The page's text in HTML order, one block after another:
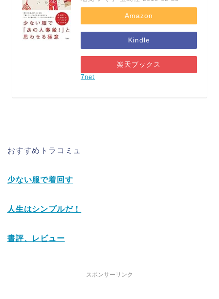
Amazon
Kindle
楽天ブックス
7net
おすすめトラコミュ
少ない服で着回す
人生はシンプルだ！
書評、レビュー
スポンサーリンク